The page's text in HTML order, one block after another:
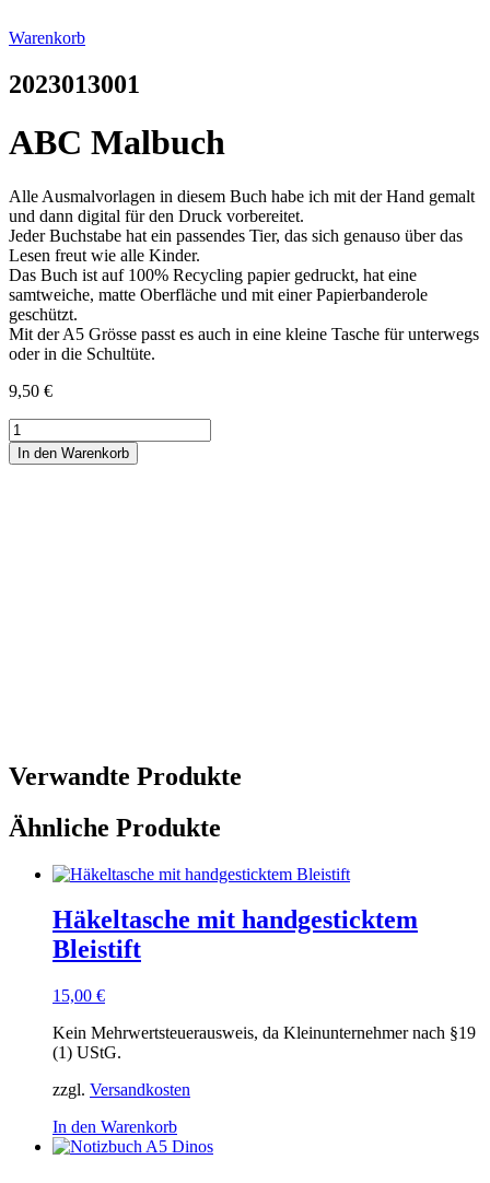
Warenkorb
2023013001
ABC Malbuch
Alle Ausmalvorlagen in diesem Buch habe ich mit der Hand gemalt
und dann digital für den Druck vorbereitet.
Jeder Buchstabe hat ein passendes Tier, das sich genauso über das
Lesen freut wie alle Kinder.
Das Buch ist auf 100% Recycling papier gedruckt, hat eine
samtweiche, matte Oberfläche und mit einer Papierbanderole
geschützt.
Mit der A5 Grösse passt es auch in eine kleine Tasche für unterwegs
oder in die Schultüte.
9,50 €
ABC
Malbuch
Menge
In den Warenkorb
Verwandte Produkte
Ähnliche Produkte
Häkeltasche mit handgesticktem
Bleistift
15,00 €
Kein Mehrwertsteuerausweis, da Kleinunternehmer nach §19
(1) UStG.
zzgl. Versandkosten
In den Warenkorb